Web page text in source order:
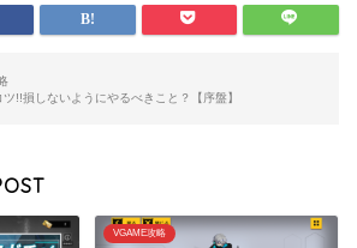
ツ!!損しないようにやるべきこと？【序盤】
VGAME攻略